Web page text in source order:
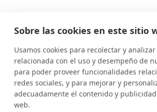
Sobre las cookies en este sitio
Usamos cookies para recolectar y
relacionada con el uso y desempeño de
para poder proveer funcionalidades
redes sociales, y para mejorar y
adecuadamente el contenido y
web.